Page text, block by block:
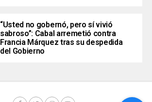
“Usted no gobernó, pero sí vivió
sabroso”: Cabal arremetió contra
Francia Márquez tras su despedida
del Gobierno